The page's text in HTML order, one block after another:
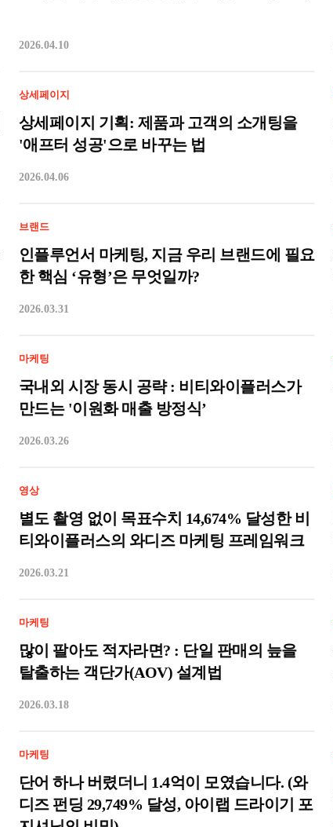
2026.04.10
상세페이지
상세페이지 기획: 제품과 고객의 소개팅을
'애프터 성공'으로 바꾸는 법
2026.04.06
브랜드
인플루언서 마케팅, 지금 우리 브랜드에 필요
한 핵심 ‘유형’은 무엇일까?
2026.03.31
마케팅
국내외 시장 동시 공략 : 비티와이플러스가
만드는 '이원화 매출 방정식’
2026.03.26
영상
별도 촬영 없이 목표수치 14,674% 달성한 비
티와이플러스의 와디즈 마케팅 프레임워크
2026.03.21
마케팅
많이 팔아도 적자라면? : 단일 판매의 늪을
탈출하는 객단가(AOV) 설계법
2026.03.18
마케팅
단어 하나 버렸더니 1.4억이 모였습니다. (와
디즈 펀딩 29,749% 달성, 아이랩 드라이기 포